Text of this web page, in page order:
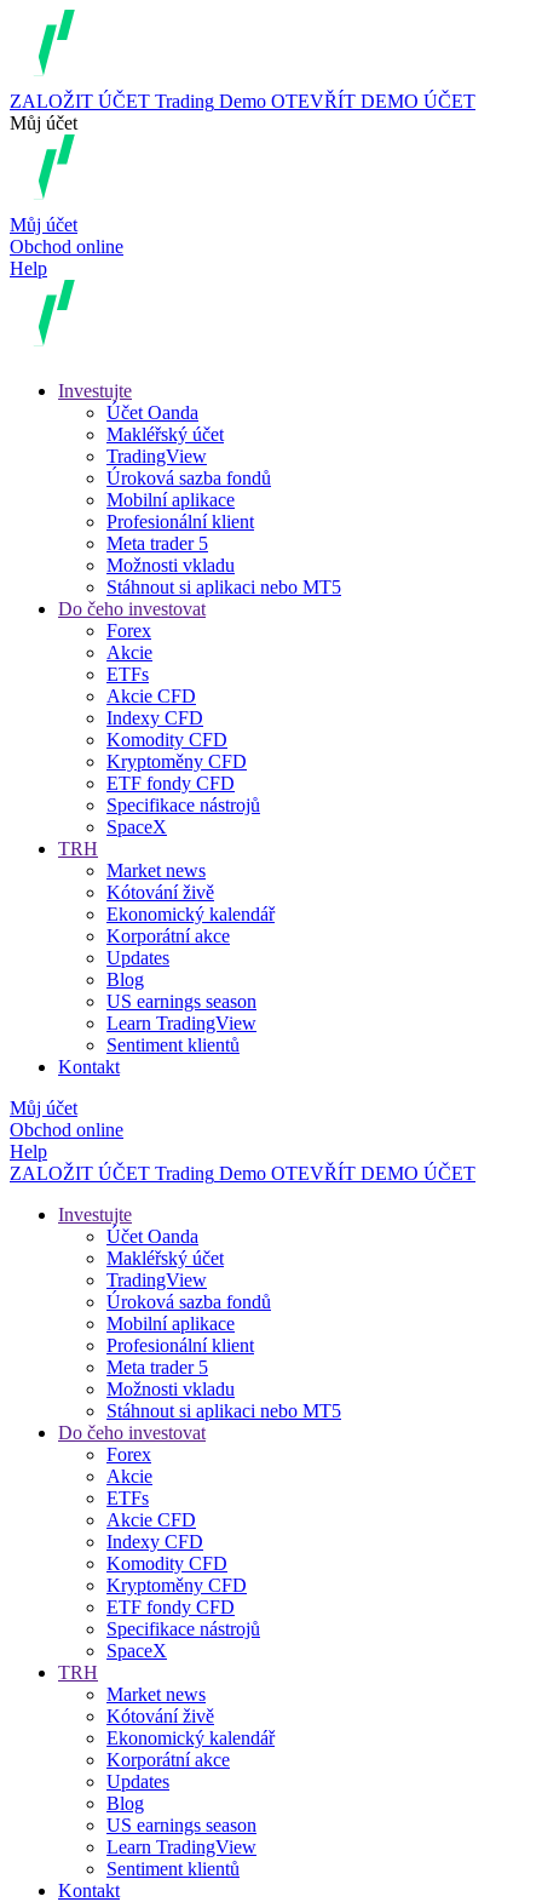
ZALOŽIT ÚČET Trading Demo OTEVŘÍT DEMO ÚČET
Můj účet
Můj účet
Obchod online
Help
Investujte
Účet Oanda
Makléřský účet
TradingView
Úroková sazba fondů
Mobilní aplikace
Profesionální klient
Meta trader 5
Možnosti vkladu
Stáhnout si aplikaci nebo MT5
Do čeho investovat
Forex
Akcie
ETFs
Akcie CFD
Indexy CFD
Komodity CFD
Kryptoměny CFD
ETF fondy CFD
Specifikace nástrojů
SpaceX
TRH
Market news
Kótování živě
Ekonomický kalendář
Korporátní akce
Updates
Blog
US earnings season
Learn TradingView
Sentiment klientů
Kontakt
Můj účet
Obchod online
Help
ZALOŽIT ÚČET Trading Demo OTEVŘÍT DEMO ÚČET
Investujte
Účet Oanda
Makléřský účet
TradingView
Úroková sazba fondů
Mobilní aplikace
Profesionální klient
Meta trader 5
Možnosti vkladu
Stáhnout si aplikaci nebo MT5
Do čeho investovat
Forex
Akcie
ETFs
Akcie CFD
Indexy CFD
Komodity CFD
Kryptoměny CFD
ETF fondy CFD
Specifikace nástrojů
SpaceX
TRH
Market news
Kótování živě
Ekonomický kalendář
Korporátní akce
Updates
Blog
US earnings season
Learn TradingView
Sentiment klientů
Kontakt